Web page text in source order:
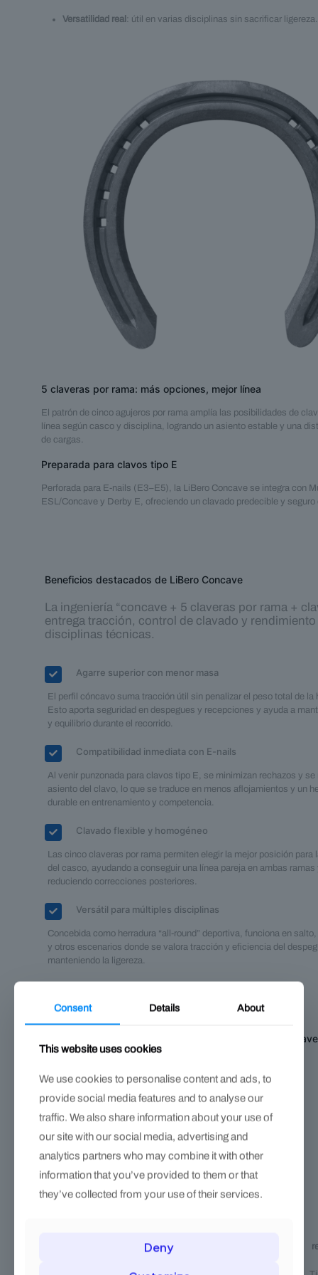
Versatilidad real : útil en varias disciplinas sin sacrificar ligereza.
5 claveras por rama: más opciones, mejor línea
El patrón de cinco agujeros por rama amplía las posibilidades de
línea según casco y disciplina, logrando un asiento estable y una
de cargas.
Preparada para clavos tipo E
Perforada para E-nails (E3–E5), la LiBero Concave se integra con
ESL/Concave y Derby E, ofreciendo un clavado predecible y
Beneficios destacados de LiBero Concave
La ingeniería “concave + 5 claveras por rama +
entrega tracción, control de clavado y
disciplinas técnicas.
Agarre superior con menor masa
El perfil cóncavo suma tracción útil sin penalizar el peso total de la
Esto aporta seguridad en despegues y recepciones y ayuda a
y equilibrio durante el recorrido.
Compatibilidad inmediata con E-nails
Al venir punzonada para clavos tipo E, se minimizan rechazos y se
asiento del clavo, lo que se traduce en menos aflojamientos y un
durable en entrenamiento y competencia.
Clavado flexible y homogéneo
Las cinco claveras por rama permiten elegir la mejor posición para
del casco, ayudando a conseguir una línea pareja en ambas ramas
reduciendo correcciones posteriores.
Versátil para múltiples disciplinas
Concebida como herradura “all-round” deportiva, funciona en
y otros escenarios donde se valora tracción y eficiencia del
manteniendo la ligereza.
Tabla de especificaciónes de la Herradura LiBero
Código
Consent Details About
This website uses cookies
We use cookies to personalise content and ads, to
provide social media features and to analyse our
traffic. We also share information about your use of
our site with our social media, advertising and
analytics partners who may combine it with other
information that you’ve provided to them or that
they’ve collected from your use of their services.
Deny